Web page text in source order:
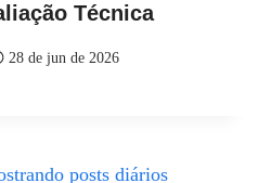
Técnica
28 de jun de 2026